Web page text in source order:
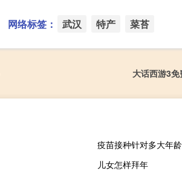
网络标签： 武汉 特产 菜苔
大话西游3
疫苗接种针对多大年
儿女怎样拜年